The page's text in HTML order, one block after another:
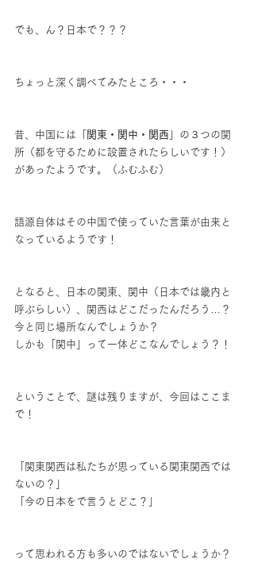
でも、ん？日本で？？？
ちょっと深く調べてみたところ・・・
昔、中国には「 関東・関中・関西 」の３つの関
所（都を守るために設置されたらしいです！）
があったようです。（ふむふむ）
語源自体はその中国で使っていた言葉が由来と
なっているようです！
となると、日本の関東、関中（日本では畿内と
呼ぶらしい）、関西はどこだったんだろう…？
今と同じ場所なんでしょうか？
しかも「関中」って一体どこなんでしょう？！
ということで、謎は残りますが、今回はここま
で！
「関東関西は私たちが思っている関東関西では
ないの？」
「今の日本をで言うとどこ？」
って思われる方も多いのではないでしょうか？